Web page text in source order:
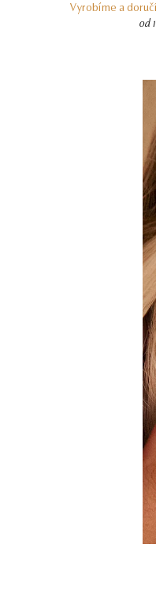
Vyrobíme a
od